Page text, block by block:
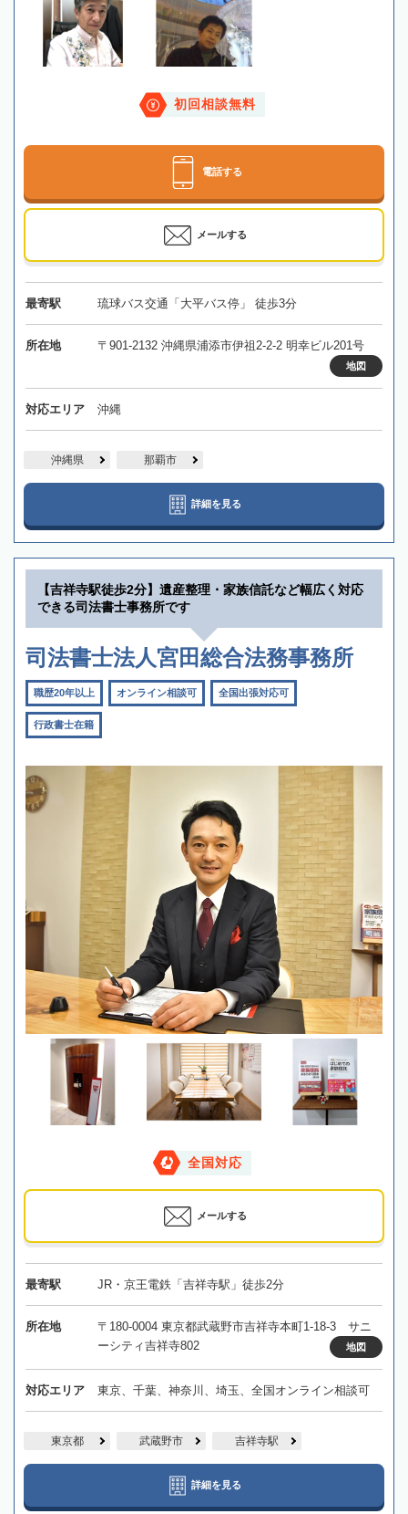
初回相談無料
電話する
メールする
最寄駅 琉球バス交通「大平バス停」 徒歩3分
所在地 〒901-2132 沖縄県浦添市伊祖2-2-2 明幸ビル201号
地図
対応エリア 沖縄
沖縄県 那覇市
詳細を見る
【吉祥寺駅徒歩2分】遺産整理・家族信託など幅広く対応
できる司法書士事務所です
司法書士法人宮田総合法務事務所
職歴20年以上 オンライン相談可 全国出張対応可
行政書士在籍
全国対応
メールする
最寄駅 JR・京王電鉄「吉祥寺駅」徒歩2分
所在地
〒180-0004 東京都武蔵野市吉祥寺本町1-18-3 サニ
ーシティ吉祥寺802
地図
対応エリア 東京、千葉、神奈川、埼玉、全国オンライン相談可
東京都 武蔵野市 吉祥寺駅
詳細を見る